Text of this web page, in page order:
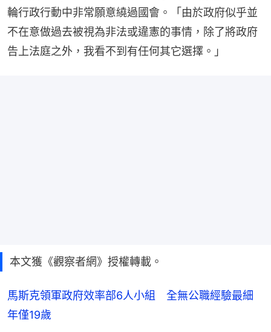
輪行政行動中非常願意繞過國會。「由於政府似乎並
不在意做過去被視為非法或違憲的事情，除了將政府
告上法庭之外，我看不到有任何其它選擇。」
本文獲《觀察者網》授權轉載。
馬斯克領軍政府效率部6人小組 全無公職經驗最細
年僅19歲